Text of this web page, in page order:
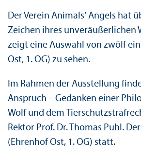
Der Verein Animals‘ Angels
Zeichen ihres unveräußerlichen
zeigt eine Auswahl von zwölf
Ost, 1. OG) zu sehen.
Im Rahmen der Ausstellung
Anspruch – Gedanken einer
Wolf und dem
Rektor Prof. Dr. Thomas Puhl.
(Ehrenhof Ost, 1. OG) statt.